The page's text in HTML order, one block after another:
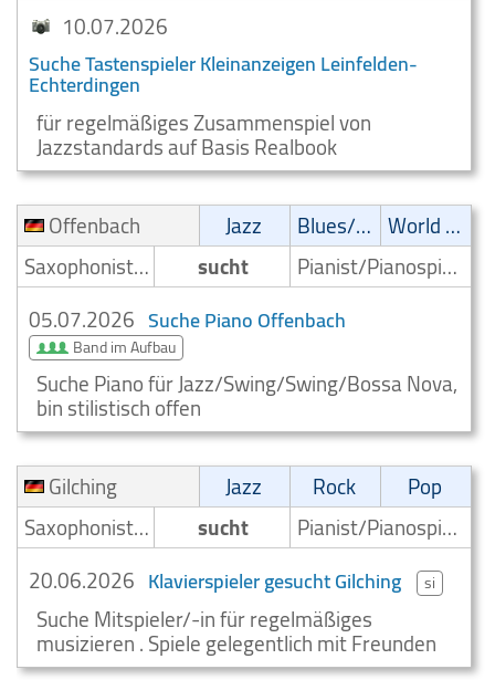
10.07.2026
Suche Tastenspieler Kleinanzeigen Leinfelden-
Echterdingen
für regelmäßiges Zusammenspiel von
Jazzstandards auf Basis Realbook
Offenbach
Jazz Blues/Swing
World Music
Saxophonist/Saxophonspieler
sucht
Pianist/Pianospieler
05.07.2026 Suche Piano Offenbach
Band im Aufbau
Suche Piano für Jazz/Swing/Swing/Bossa Nova,
bin stilistisch offen
Gilching
Jazz Rock
Pop
Saxophonist/Saxophonspieler
sucht
Pianist/Pianospieler
20.06.2026 Klavierspieler gesucht Gilching si
Suche Mitspieler/-in für regelmäßiges
musizieren . Spiele gelegentlich mit Freunden